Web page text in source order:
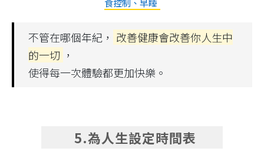
食控制、早睡
不管在哪個年紀， 改善健康會改善你人生中
的一切 ，
使得每一次體驗都更加快樂。
5.為人生設定時間表